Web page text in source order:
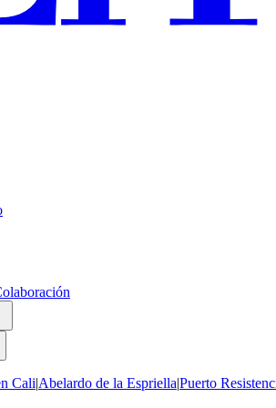
Cali|Abelardo de la Espriella|Puerto